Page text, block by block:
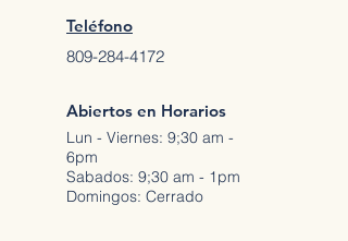
Teléfono
809-284-4172
Abiertos en Horarios
Lun - Viernes: 9;30 am -
6pm
Sabados: 9;30 am - 1pm
Domingos: Cerrado